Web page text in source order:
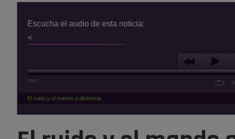
Escucha el audio de esta noticia:
00:00
El ruido y el mando a distancia